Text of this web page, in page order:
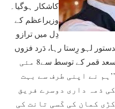
کاشکار ہوگیا۔
وزیراعظم کے
دِل میں ترازو
لہو رِستا رہا، دَرد فزوں
ہوتا رہا۔ جنرل باجوہ کے بیٹے سعد قمر کے توسط سے8 مئی
نے اپنی طرف سے بہت
ذمہ داری دوسرے فریق
کمان کی کَسی تانت کی